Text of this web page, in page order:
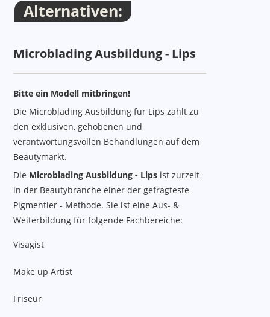
Alternativen:
Microblading Ausbildung - Lips
Bitte ein Modell mitbringen!
Die Microblading Ausbildung für Lips zählt zu
den exklusiven, gehobenen und
verantwortungsvollen Behandlungen auf dem
Beautymarkt.
Die Microblading Ausbildung - Lips ist zurzeit
in der Beautybranche einer der gefragteste
Pigmentier - Methode. Sie ist eine Aus- &
Weiterbildung für folgende Fachbereiche:
Visagist
Make up Artist
Friseur